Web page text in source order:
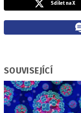
Sdílet na X
SOUVISEJÍCÍ